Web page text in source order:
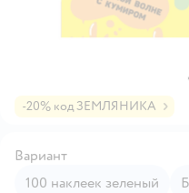
-20% код ЗЕМЛЯНИКА
Вариант
100 наклеек зеленый